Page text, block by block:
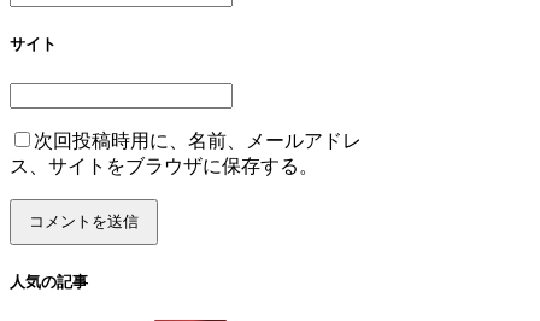
サイト
次回投稿時用に、名前、メールアドレ
ス、サイトをブラウザに保存する。
人気の記事